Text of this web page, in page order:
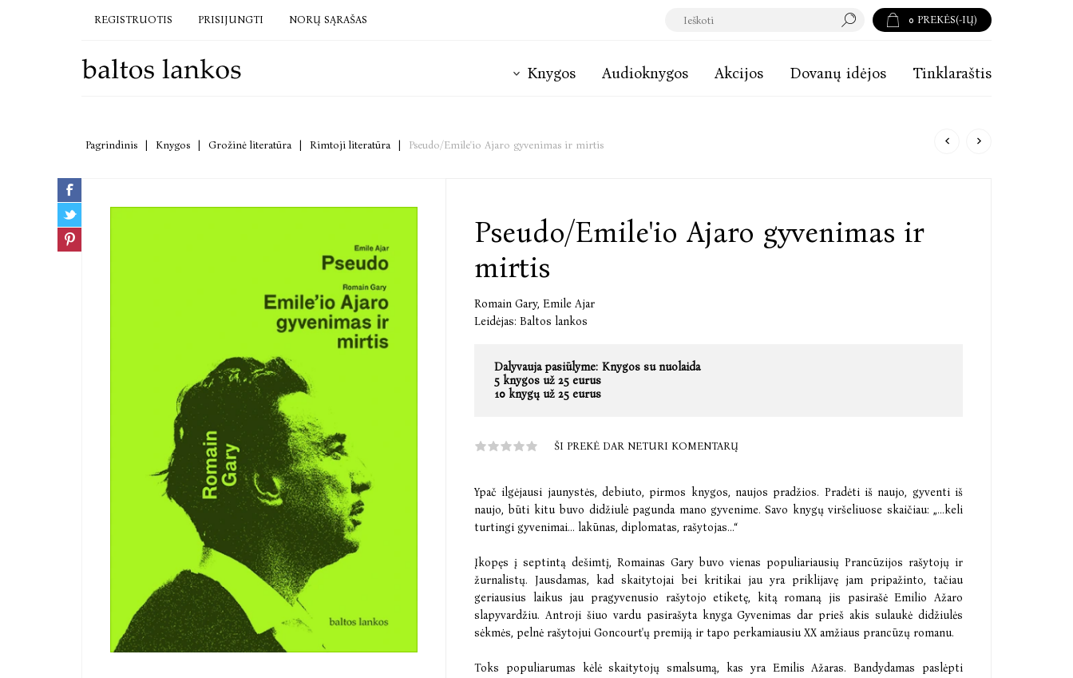
REGISTRUOTIS PRISIJUNGTI NORŲ SĄRAŠAS 0 PREKĖS(-IŲ)
Knygos Audioknygos Akcijos Dovanų idėjos Tinklaraštis
Pagrindinis Knygos Grožinė literatūra Rimtoji literatūra Pseudo/Emile'io Ajaro gyvenimas ir mirtis
Pseudo/Emile'io Ajaro gyvenimas ir
mirtis
Romain Gary, Emile Ajar
Leidėjas: Baltos lankos
Dalyvauja pasiūlyme: Knygos su nuolaida
5 knygos už 25 eurus
10 knygų už 25 eurus
ŠI PREKĖ DAR NETURI KOMENTARŲ
Ypač ilgėjausi jaunystės, debiuto, pirmos knygos, naujos pradžios. Pradėti iš naujo, gyventi iš
naujo, būti kitu buvo didžiulė pagunda mano gyvenime. Savo knygų viršeliuose skaičiau: „...keli
turtingi gyvenimai... lakūnas, diplomatas, rašytojas...“
Įkopęs į septintą dešimtį, Romainas Gary buvo vienas populiariausių Prancūzijos rašytojų ir
žurnalistų. Jausdamas, kad skaitytojai bei kritikai jau yra priklijavę jam pripažinto, tačiau
geriausius laikus jau pragyvenusio rašytojo etiketę, kitą romaną jis pasirašė Emilio Ažaro
slapyvardžiu. Antroji šiuo vardu pasirašyta knyga Gyvenimas dar prieš akis sulaukė didžiulės
sėkmės, pelnė rašytojui Goncourt'ų premiją ir tapo perkamiausiu XX amžiaus prancūzų romanu.
Toks populiarumas kėlė skaitytojų smalsumą, kas yra Emilis Ažaras. Bandydamas paslėpti